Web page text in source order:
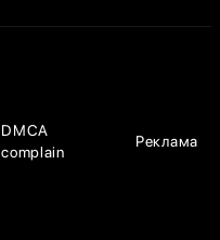
DMCA
complain
Реклама